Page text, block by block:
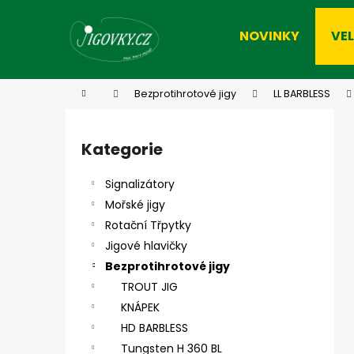
NOVINKY
Domů Bezprotihrotové jigy LL BARBLESS
Přeskočit
kategorie
Kategorie
Signalizátory
Mořské jigy
Rotační Třpytky
Jigové hlavičky
Bezprotihrotové jigy
TROUT JIG
KNÁPEK
HD BARBLESS
Tungsten H 360 BL
Zpět
Zpět